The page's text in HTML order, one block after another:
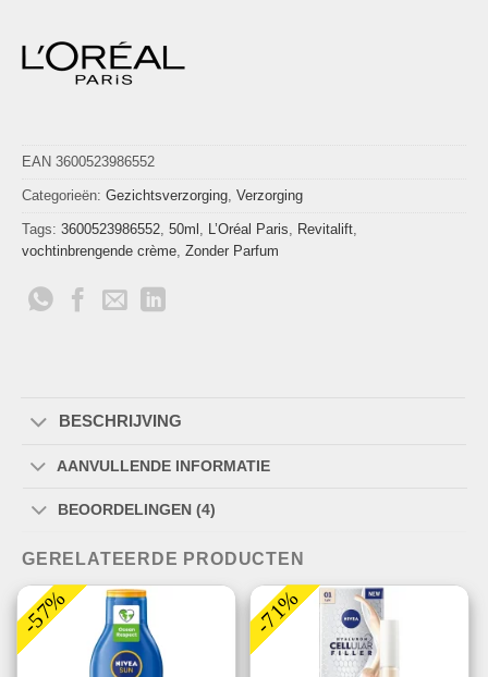
EAN 3600523986552
Categorieën: Gezichtsverzorging, Verzorging
Tags: 3600523986552, 50ml , L’Oréal Paris, Revitalift,
vochtinbrengende crème, Zonder Parfum
BESCHRIJVING
AANVULLENDE INFORMATIE
BEOORDELINGEN (4)
GERELATEERDE PRODUCTEN
-57% -71%